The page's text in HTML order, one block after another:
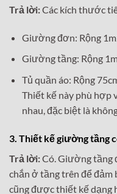
Trả lời:Các kích thước
Giường đơn: Rộng
Giường tầng: Rộng
Tủ quần áo: Rộng
Thiết kế này phù hợp
nhau, đặc biệt là
3. Thiết kế giường tầng
Trả lời:Có. Giường tầng
chắn ở tầng trên để đảm
cũng được thiết kế dạng